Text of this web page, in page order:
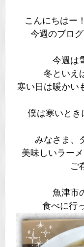
こんにちはー！
今週のブロ
今週は
冬といえ
寒い日は暖かい
みなさま、
美味しいラー
ご
魚津市
食べに行